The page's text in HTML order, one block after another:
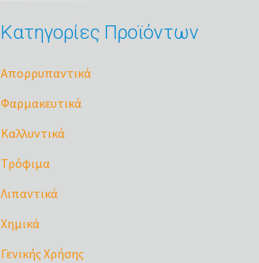
Κατηγορίες Προϊόντων
Απορρυπαντικά
Φαρμακευτικά
Καλλυντικά
Τρόφιμα
Λιπαντικά
Χημικά
Γενικής Χρήσης